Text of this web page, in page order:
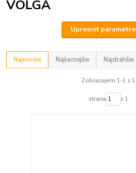
VOLGA
Upresniť parametre
Najnovšie Najlacnejšie Najdrahšie
Zobrazujem 1-1 z 1
strana z 1